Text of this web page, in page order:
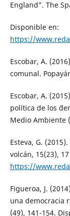
England”. The
Disponible en:
https://
Escobar, A.
comunal.
Escobar, A.
política de los
Medio Ambiente
Esteva, G.
volcán, 15(23),
https://
Figueroa, J.
una democracia
(49), 141-154.